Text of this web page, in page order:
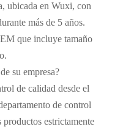
ubicada en Wuxi, con
más de 5 años.
que incluye tamaño
su empresa?
de calidad desde el
de control
estrictamente